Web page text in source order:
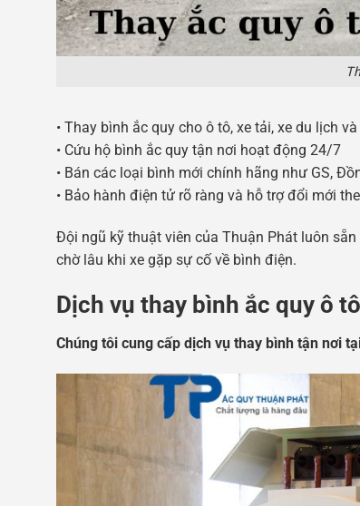
• Thay bình ắc quy cho ô tô, xe tải, xe du lịch
• Cứu hộ bình ắc quy tận nơi hoạt động 24/7
• Bán các loại bình mới chính hãng như GS,
• Bảo hành điện tử rõ ràng và hỗ trợ đổi mới
Đội ngũ kỹ thuật viên của Thuận Phát luôn
chờ lâu khi xe gặp sự cố về bình điện.
Dịch vụ thay bình ắc quy ô
Chúng tôi cung cấp dịch vụ thay bình tận nơi